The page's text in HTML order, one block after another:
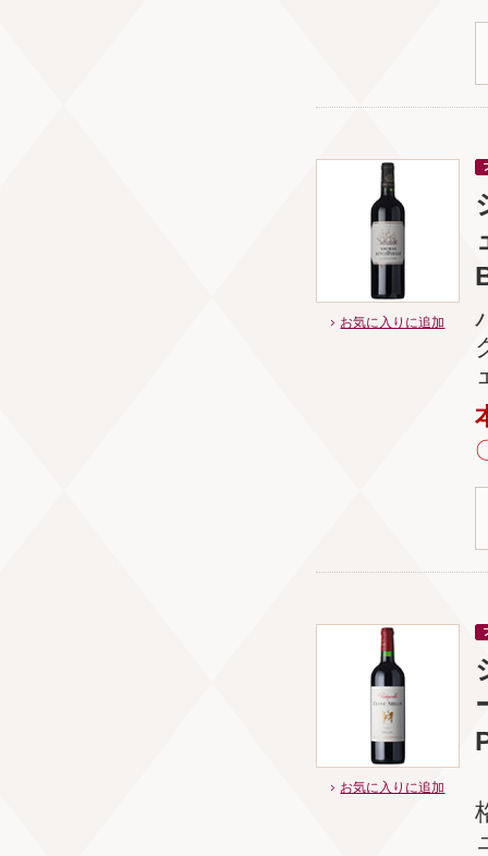
お気に入りに追加
お気に入りに追加